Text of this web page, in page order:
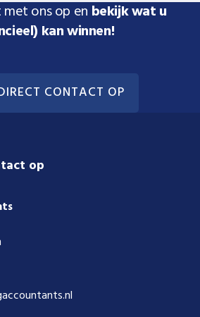
ons op en bekijk wat u
kan winnen!
CONTACT OP
op